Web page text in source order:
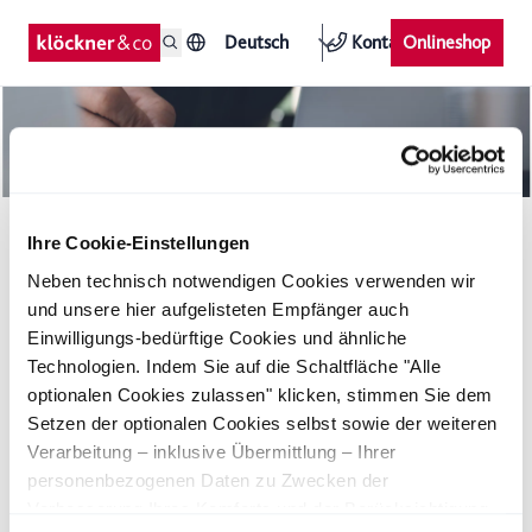
Ihre Cookie-Einstellungen
Neben technisch notwendigen Cookies verwenden wir
und unsere hier aufgelisteten Empfänger auch
Einwilligungs-bedürftige Cookies und ähnliche
Technologien. Indem Sie auf die Schaltfläche "Alle
optionalen Cookies zulassen" klicken, stimmen Sie dem
Setzen der optionalen Cookies selbst sowie der weiteren
Verarbeitung – inklusive Übermittlung – Ihrer
personenbezogenen Daten zu Zwecken der
Deutsch KontaktOnlineshop
Klöckner & Co ersetzt luxemburgische
Emittentin
Der Vorstand der Klöckner & Co SE („Klöckner & Co“) gibt die
Ersetzung der Luxemburger Emittentin der im Juli 2007
begebenen und im Jahr 2012 fälligen Wandelanleihe in Höhe
von EUR 325 Mio. (ISIN DE000A0N0J03, WKN A0N0J0,
Common Code 031294827) bekannt. Gemäß § 15 der
Anleihebedingungen wird die Emittentin Klöckner & Co
Finance International S.A., Luxemburg, durch die neue